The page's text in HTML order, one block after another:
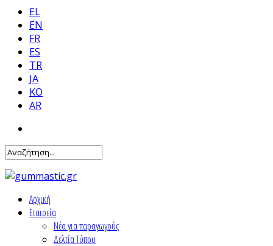
EL
EN
FR
ES
TR
JA
KO
AR
Αρχική
Εταιρεία
Νέα για παραγωγούς
Δελτία Τύπου